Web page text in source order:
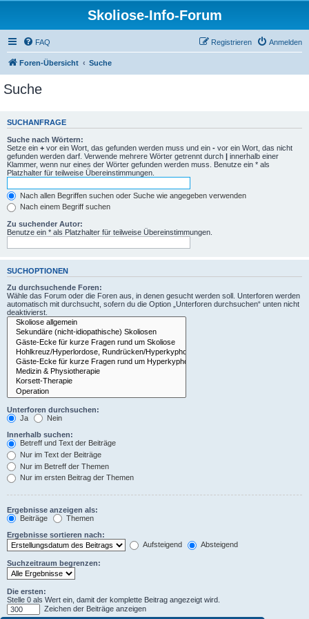
Skoliose-Info-Forum
FAQ Anmelden
Registrieren
Foren-Übersicht Suche
Suche
SUCHANFRAGE
Suche nach Wörtern:
Setze ein + vor ein Wort, das gefunden werden muss und ein - vor ein Wort, das nicht
gefunden werden darf. Verwende mehrere Wörter getrennt durch | innerhalb einer
Klammer, wenn nur eines der Wörter gefunden werden muss. Benutze ein * als
Platzhalter für teilweise Übereinstimmungen.
Nach allen Begriffen suchen oder Suche wie angegeben verwenden
Nach einem Begriff suchen
Zu suchender Autor:
Benutze ein * als Platzhalter für teilweise Übereinstimmungen.
SUCHOPTIONEN
Zu durchsuchende Foren:
Wähle das Forum oder die Foren aus, in denen gesucht werden soll. Unterforen werden
automatisch mit durchsucht, sofern du die Option „Unterforen durchsuchen“ unten nicht
deaktivierst.
Unterforen durchsuchen:
Ja
Nein
Innerhalb suchen:
Betreff und Text der Beiträge
Nur im Text der Beiträge
Nur im Betreff der Themen
Nur im ersten Beitrag der Themen
Ergebnisse anzeigen als:
Beiträge
Themen
Ergebnisse sortieren nach:
Aufsteigend
Absteigend
Suchzeitraum begrenzen:
Die ersten:
Stelle 0 als Wert ein, damit der komplette Beitrag angezeigt wird.
Zeichen der Beiträge anzeigen